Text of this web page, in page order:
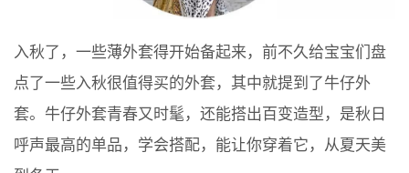
入秋了，一些薄外套得开始备起来，前不久给宝宝们盘
点了一些入秋很值得买的外套，其中就提到了牛仔外
套。牛仔外套青春又时髦，还能搭出百变造型，是秋日
呼声最高的单品，学会搭配，能让你穿着它，从夏天美